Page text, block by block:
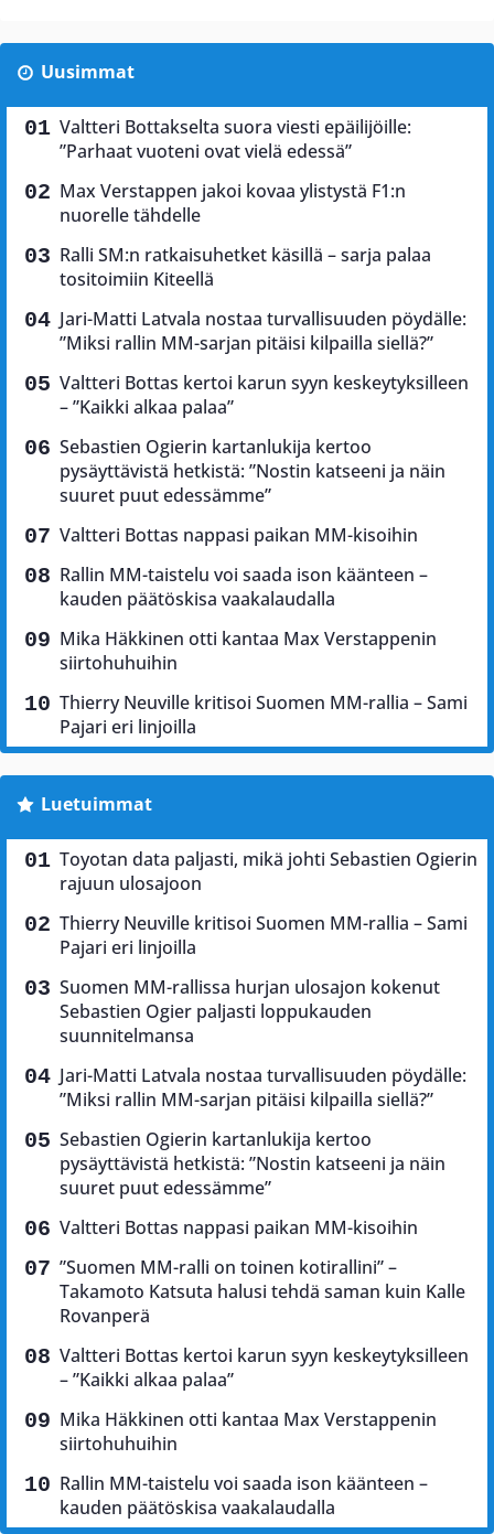
Uusimmat
Valtteri Bottakselta suora viesti epäilijöille:
”Parhaat vuoteni ovat vielä edessä”
Max Verstappen jakoi kovaa ylistystä F1:n
nuorelle tähdelle
Ralli SM:n ratkaisuhetket käsillä – sarja palaa
tositoimiin Kiteellä
Jari-Matti Latvala nostaa turvallisuuden pöydälle:
”Miksi rallin MM-sarjan pitäisi kilpailla siellä?”
Valtteri Bottas kertoi karun syyn keskeytyksilleen
– ”Kaikki alkaa palaa”
Sebastien Ogierin kartanlukija kertoo
pysäyttävistä hetkistä: ”Nostin katseeni ja näin
suuret puut edessämme”
Valtteri Bottas nappasi paikan MM-kisoihin
Rallin MM-taistelu voi saada ison käänteen –
kauden päätöskisa vaakalaudalla
Mika Häkkinen otti kantaa Max Verstappenin
siirtohuhuihin
Thierry Neuville kritisoi Suomen MM-rallia – Sami
Pajari eri linjoilla
Luetuimmat
Toyotan data paljasti, mikä johti Sebastien Ogierin
rajuun ulosajoon
Thierry Neuville kritisoi Suomen MM-rallia – Sami
Pajari eri linjoilla
Suomen MM-rallissa hurjan ulosajon kokenut
Sebastien Ogier paljasti loppukauden
suunnitelmansa
Jari-Matti Latvala nostaa turvallisuuden pöydälle:
”Miksi rallin MM-sarjan pitäisi kilpailla siellä?”
Sebastien Ogierin kartanlukija kertoo
pysäyttävistä hetkistä: ”Nostin katseeni ja näin
suuret puut edessämme”
Valtteri Bottas nappasi paikan MM-kisoihin
”Suomen MM-ralli on toinen kotirallini” –
Takamoto Katsuta halusi tehdä saman kuin Kalle
Rovanperä
Valtteri Bottas kertoi karun syyn keskeytyksilleen
– ”Kaikki alkaa palaa”
Mika Häkkinen otti kantaa Max Verstappenin
siirtohuhuihin
Rallin MM-taistelu voi saada ison käänteen –
kauden päätöskisa vaakalaudalla